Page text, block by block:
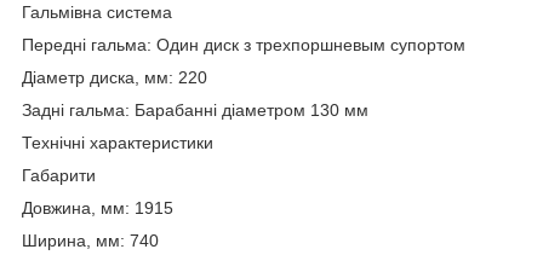
Гальмівна система
Передні гальма: Один диск з трехпоршневым супортом
Діаметр диска, мм: 220
Задні гальма: Барабанні діаметром 130 мм
Технічні характеристики
Габарити
Довжина, мм: 1915
Ширина, мм: 740